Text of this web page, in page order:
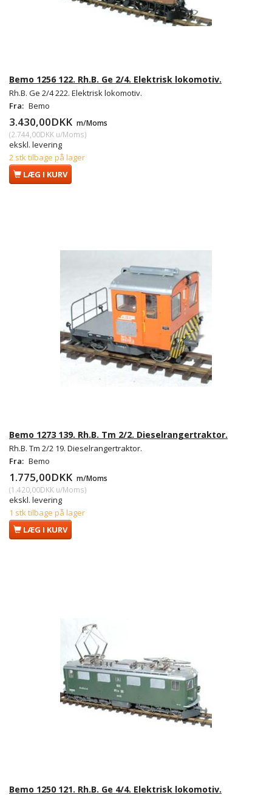
Bemo 1256 122. Rh.B. Ge 2/4. Elektrisk lokomotiv.
Rh.B. Ge 2/4 222. Elektrisk lokomotiv.
Fra: Bemo
3.430,00DKK m/Moms
(2.744,00DKK u/Moms)
ekskl. levering
2 stk tilbage på lager
LÆG I KURV
Bemo 1273 139. Rh.B. Tm 2/2. Dieselrangertraktor.
Rh.B. Tm 2/2 19. Dieselrangertraktor.
Fra: Bemo
1.775,00DKK m/Moms
(1.420,00DKK u/Moms)
ekskl. levering
1 stk tilbage på lager
LÆG I KURV
Bemo 1250 121. Rh.B. Ge 4/4. Elektrisk lokomotiv.